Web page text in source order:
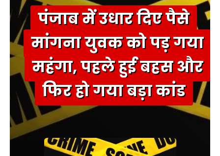
पंजाब में उधार दिए पैसे
मांगना युवक को पड़ गया
महंगा, पहले हुई बहस और
फिर हो गया बड़ा कांड